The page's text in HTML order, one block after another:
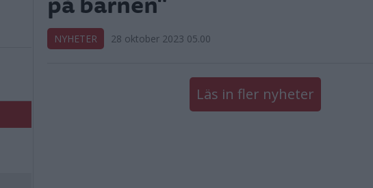
NYHETER 28 oktober 2023 05.00
Läs in fler nyheter